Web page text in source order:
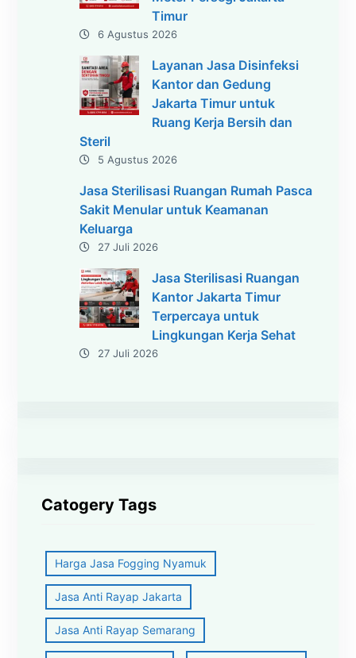
Timur
6 Agustus 2026
Layanan Jasa Disinfeksi
Kantor dan Gedung
Jakarta Timur untuk
Ruang Kerja Bersih dan
Steril
5 Agustus 2026
Jasa Sterilisasi Ruangan Rumah Pasca
Sakit Menular untuk Keamanan
Keluarga
27 Juli 2026
Jasa Sterilisasi Ruangan
Kantor Jakarta Timur
Terpercaya untuk
Lingkungan Kerja Sehat
27 Juli 2026
Catogery Tags
Harga Jasa Fogging Nyamuk
Jasa Anti Rayap Jakarta
Jasa Anti Rayap Semarang